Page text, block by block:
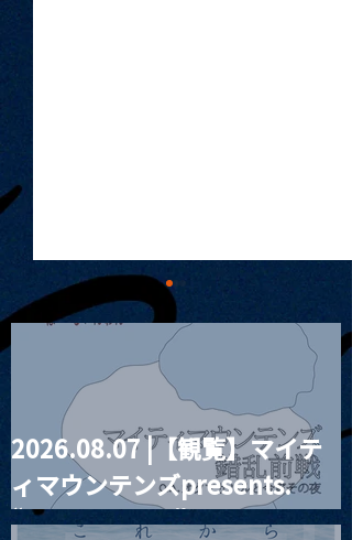
2023.02.02 |【観覧】
【2024.0202
DIALUCK(Acoustic)】
2026.08.07 |【観覧】マイテ
ィマウンテンズpresents.
“HALL-IN-ONE”